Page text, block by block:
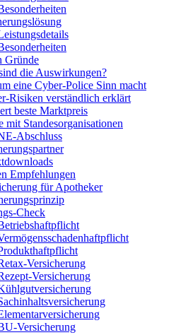
Gründe
die Auswirkungen?
eine Cyber-Police Sinn macht
Risiken verständlich erklärt
beste Marktpreis
mit Standesorganisationen
Abschluss
Empfehlungen
für Apotheker
Check
Versicherung
Versicherung
Versicherung